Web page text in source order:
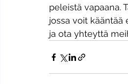
peleistä vapaana.
jossa voit
ja ota yhteyttä